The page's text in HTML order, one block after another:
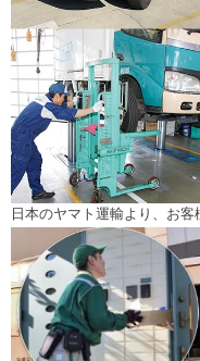
日本のヤマト運輸より、お客